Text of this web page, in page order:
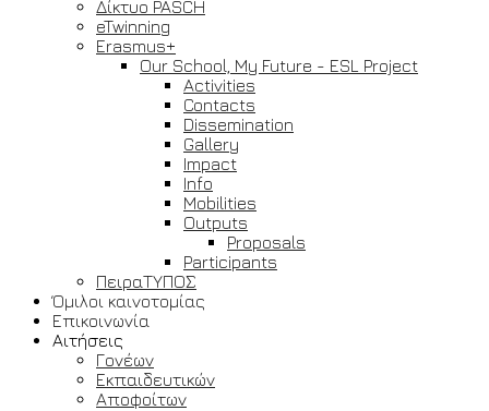
Δίκτυο PASCH
eTwinning
Erasmus+
Our School, My Future - ESL Project
Activities
Contacts
Dissemination
Gallery
Impact
Info
Mobilities
Outputs
Proposals
Participants
ΠειραΤΥΠΟΣ
Όμιλοι καινοτομίας
Επικοινωνία
Αιτήσεις
Γονέων
Εκπαιδευτικών
Αποφοίτων